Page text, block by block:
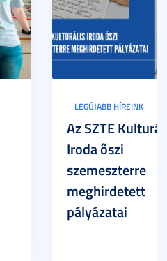
LEGÚJABB HÍREINK
Az SZTE
Iroda őszi
szemeszterre
meghirdetett
pályázatai